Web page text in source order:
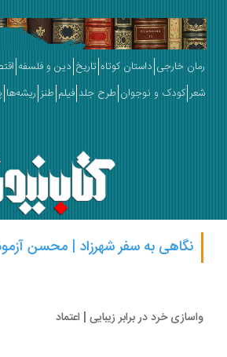
خارجی داستان کوتاه تاریخ دین و فلسفه اقتصاد
کودک و نوجوان طرح جلد فیلم طنز ریشه‌ها پس از
نگاهی به سفر شهرزاد | محسن آزموده
خرد در برابر زیبایی | اعتماد